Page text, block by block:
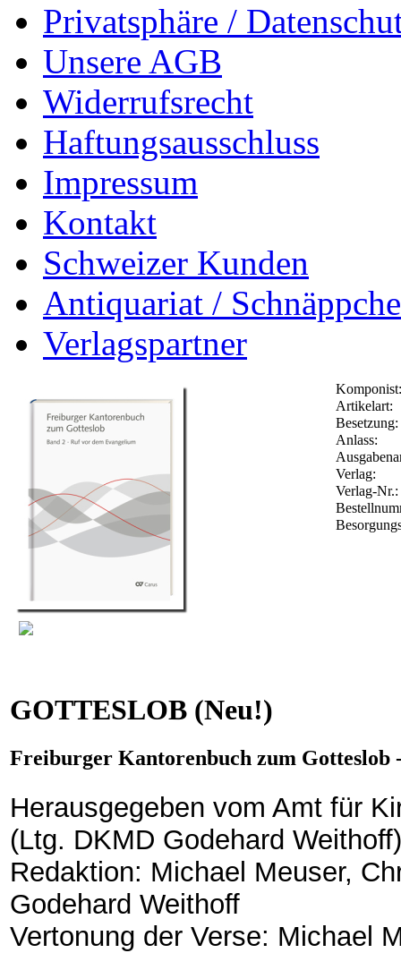
Privatsphäre /
Unsere AGB
Widerrufsrecht
Haftungsausschluss
Impressum
Kontakt
Schweizer Kunden
Antiquariat /
Verlagspartner
Komponist:
Artikelart:
Besetzung:
Anlass:
Verlag:
Verlag-Nr.:
GOTTESLOB (Neu!)
Freiburger Kantorenbuch zum Gotteslob
Herausgegeben vom Amt für
(Ltg. DKMD Godehard Weithoff)
Redaktion: Michael Meuser,
Godehard Weithoff
Vertonung der Verse: Michael